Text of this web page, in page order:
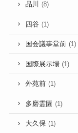
品川 (8)
四谷 (1)
国会議事堂前 (1)
国際展示場 (1)
外苑前 (1)
多磨霊園 (1)
大久保 (1)